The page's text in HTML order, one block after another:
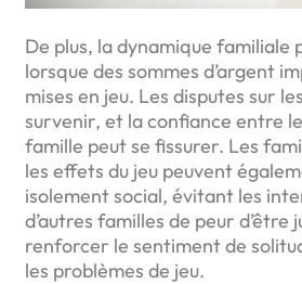
De plus, la dynamique familiale
lorsque des sommes d’argent
mises en jeu. Les disputes sur
survenir, et la confiance entre
famille peut se fissurer. Les
les effets du jeu peuvent
isolement social, évitant les
d’autres familles de peur d’être
renforcer le sentiment de
les problèmes de jeu.